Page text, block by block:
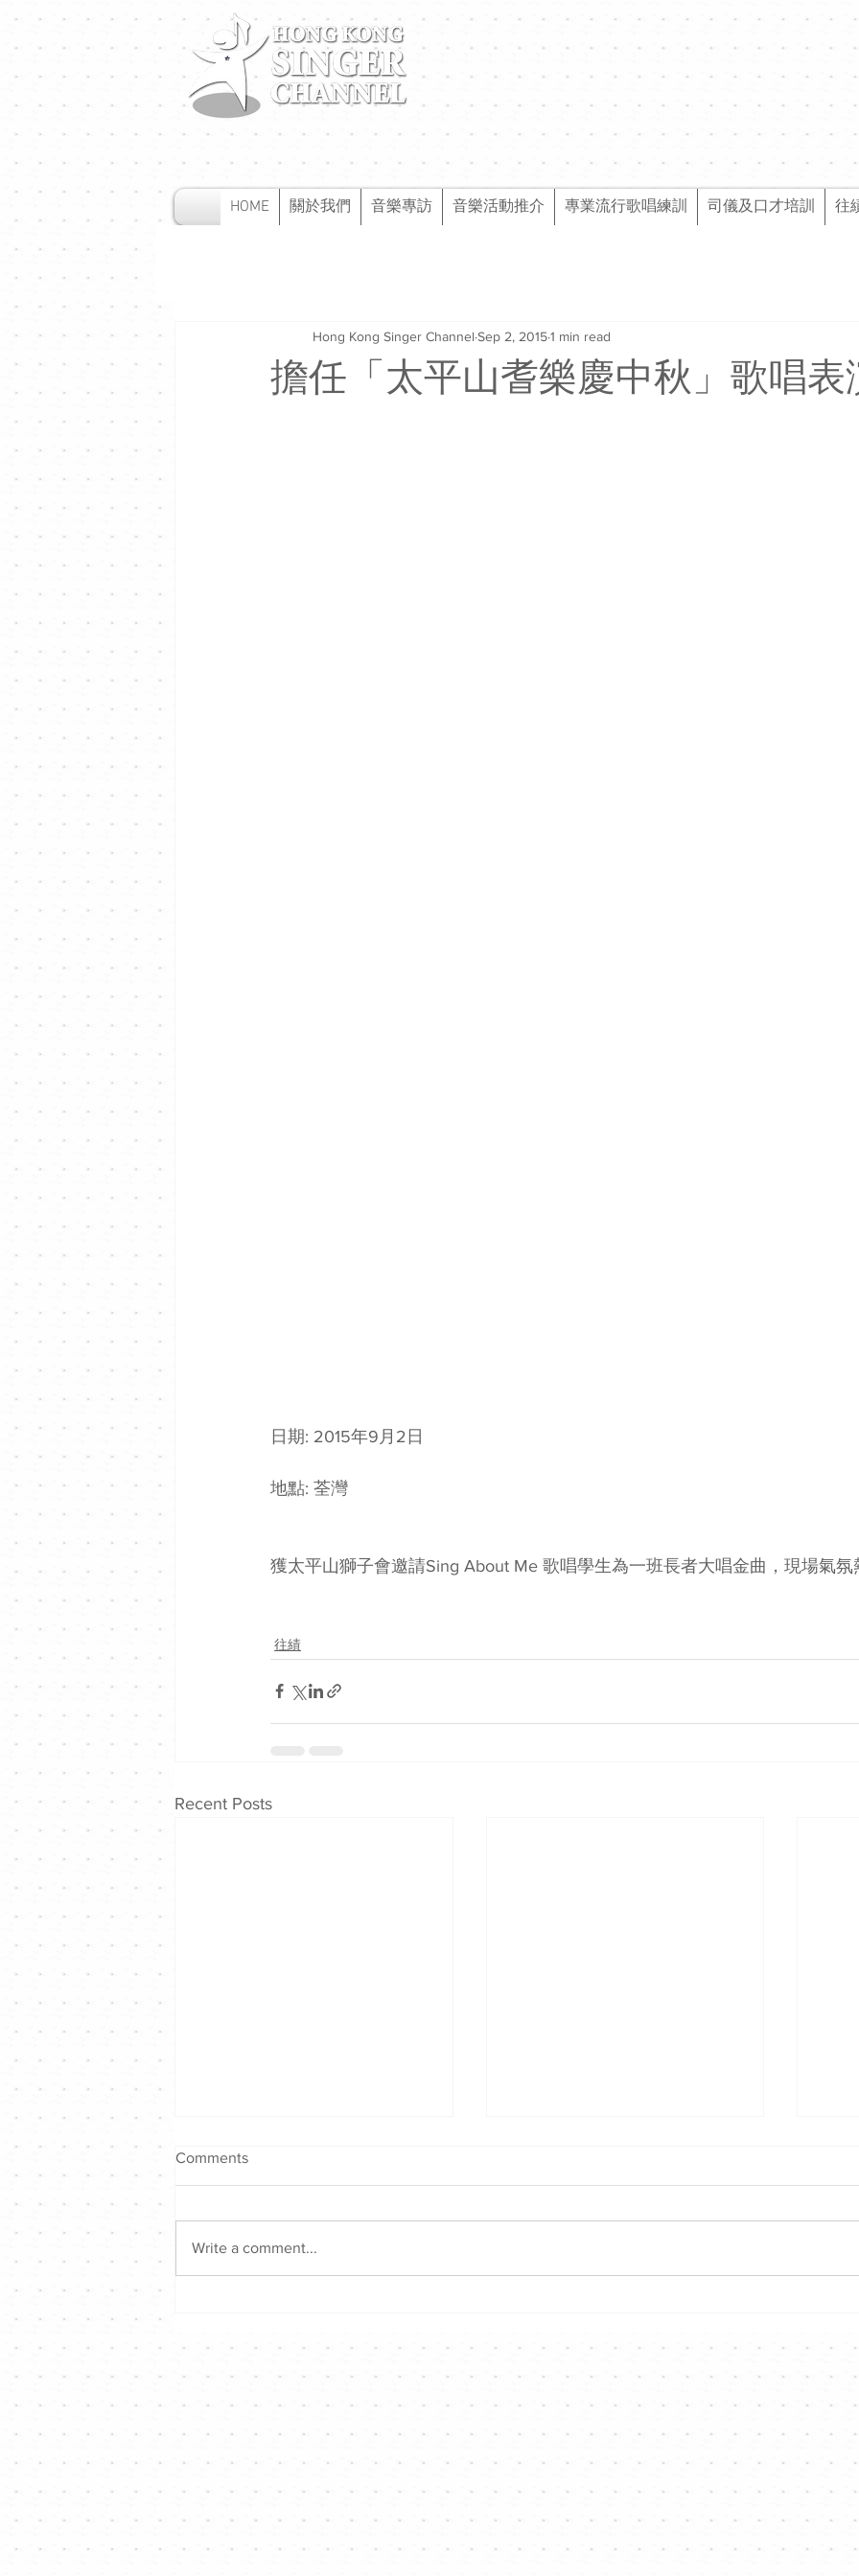
HOME 關於我們 音樂專訪 音樂活動推介 專業流行歌唱練訓 司儀及口才培訓 往
擔任「太平山耆樂慶中秋」歌唱表
Hong Kong Singer Channel Sep 2, 20151 min read
日期: 2015年9月2日
地點: 荃灣
獲太平山獅子會邀請Sing About Me 歌唱學生為一班長者大唱金曲，現場氣氛
往績
Recent Posts
Comments
Write a comment...